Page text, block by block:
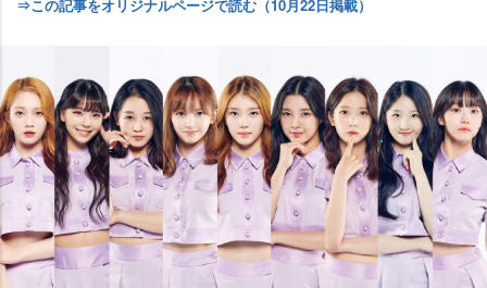
⇒この記事をオリジナルページで読む（10月22日掲載）